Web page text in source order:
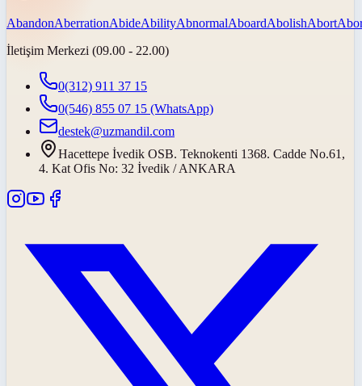
AbandonAberrationAbideAbilityAbnormalAboardAbolishAbort
İletişim Merkezi (09.00 - 22.00)
0(312) 911 37 15
0(546) 855 07 15 (WhatsApp)
destek@uzmandil.com
Hacettepe İvedik OSB. Teknokenti 1368. Cadde No.61,
4. Kat Ofis No: 32 İvedik / ANKARA